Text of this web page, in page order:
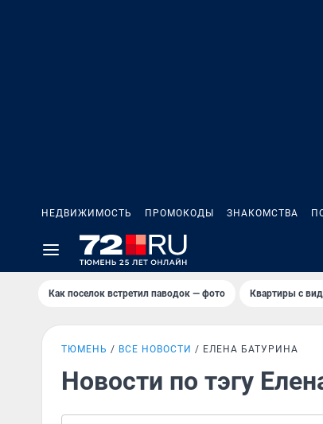
НЕДВИЖИМОСТЬ ПРОМОКОДЫ ЗНАКОМСТВА
Как поселок встретил паводок — фото Квартиры с
ТЮМЕНЬ ВСЕ НОВОСТИ ЕЛЕНА БАТУРИНА
Новости по тэгу